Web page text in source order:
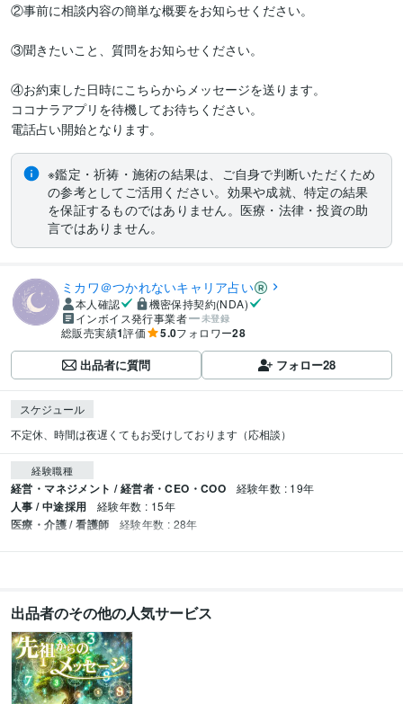
②事前に相談内容の簡単な概要をお知らせください。
③聞きたいこと、質問をお知らせください。
④お約束した日時にこちらからメッセージを送ります。
ココナラアプリを待機してお待ちください。
電話占い開始となります。
※鑑定・祈祷・施術の結果は、ご自身で判断いただくため
の参考としてご活用ください。効果や成就、特定の結果
を保証するものではありません。医療・法律・投資の助
言ではありません。
ミカワ＠つかれないキャリア占い
本人確認
機密保持契約(NDA)
インボイス発行事業者
未登録
総販売実績1評価 5.0フォロワー28
出品者に質問 フォロー28
スケジュール
不定休、時間は夜遅くてもお受けしております（応相談）
経験職種
経営・マネジメント / 経営者・CEO・COO 経験年数 : 19年
人事 / 中途採用 経験年数 : 15年
医療・介護 / 看護師 経験年数 : 28年
出品者のその他の人気サービス